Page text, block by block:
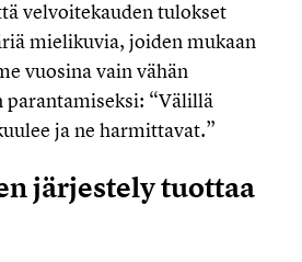
velvoitekauden tulokset
mielikuvia, joiden mukaan
vuosina vain vähän
parantamiseksi: “Välillä
ja ne harmittavat.”
järjestely tuottaa